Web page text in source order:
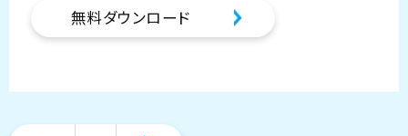
無料ダウンロード